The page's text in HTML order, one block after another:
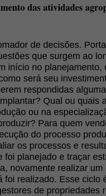
das atividades
de decisões.
que surgem ao
início no planejamento,
será seu
respondidas
Qual ou quais
ou na
Para quem
do processo
os processos e
foi planejado e traçar
novamente realizar
foi realizado. Esse ciclo
de propriedades